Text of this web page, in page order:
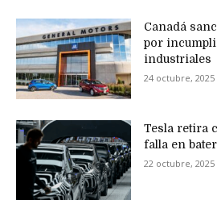
Canadá
por
industriales
24 octubre, 2025
Tesla retira
falla en
22 octubre, 2025